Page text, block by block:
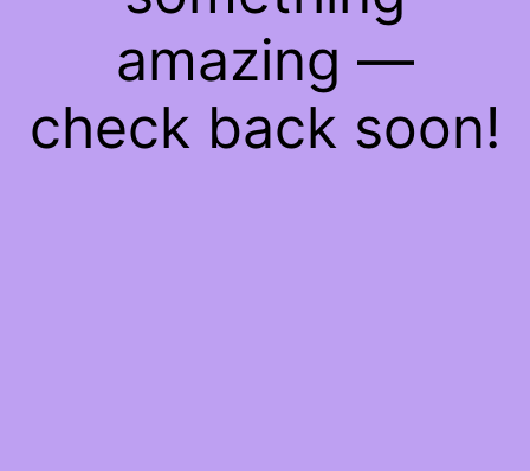
amazing —
check back soon!